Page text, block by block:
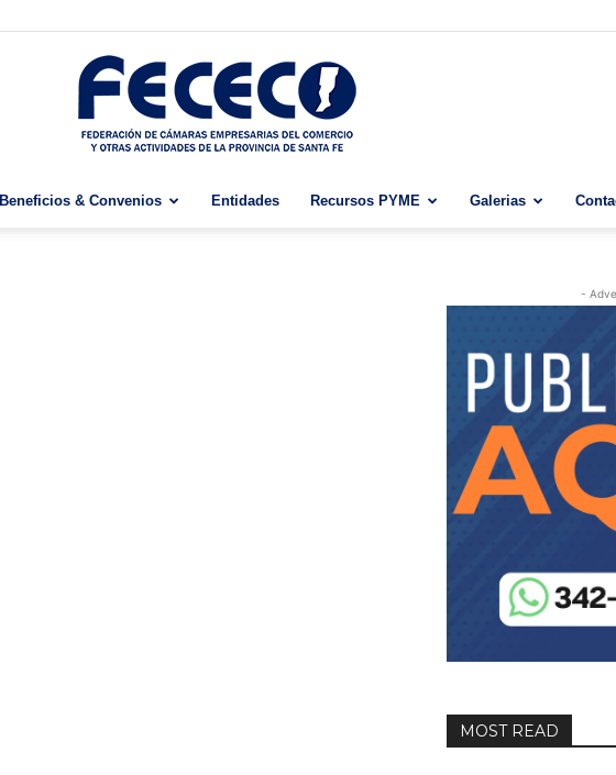
Beneficios & Convenios Entidades Recursos PYME Galerias
-
MOST READ